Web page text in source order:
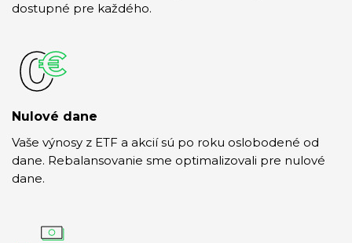
dostupné pre každého.
Nulové dane
Vaše výnosy z ETF a akcií sú po roku oslobodené od
dane. Rebalansovanie sme optimalizovali pre nulové
dane.